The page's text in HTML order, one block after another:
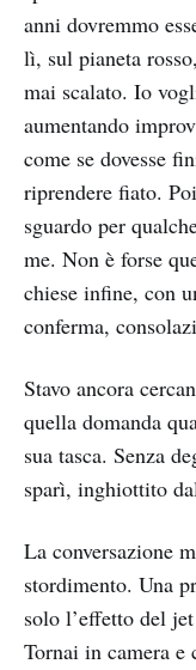
anni dovremmo
lì, sul pianeta
mai scalato. Io
aumentando
come se dovesse
riprendere fiato.
sguardo per
me. Non è forse
chiese infine, con
conferma,
Stavo ancora
quella domanda
sua tasca. Senza
sparì, inghiottito
La conversazione
stordimento. Una
solo l’effetto del
Tornai in camera